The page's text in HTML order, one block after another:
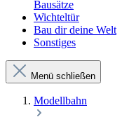
Bausätze
Wichteltür
Bau dir deine Welt
Sonstiges
Menü schließen
Modellbahn